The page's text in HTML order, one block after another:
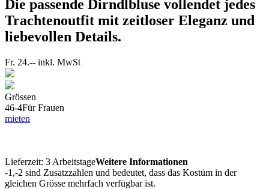
Die passende Dirndlbluse vollendet jedes
Trachtenoutfit mit zeitloser Eleganz und
liebevollen Details.
Fr. 24.-- inkl. MwSt
Grössen
46-4Für Frauen
mieten
Lieferzeit: 3 ArbeitstageWeitere Informationen
-1,-2 sind Zusatzzahlen und bedeutet, dass das Kostüm in der
gleichen Grösse mehrfach verfügbar ist.